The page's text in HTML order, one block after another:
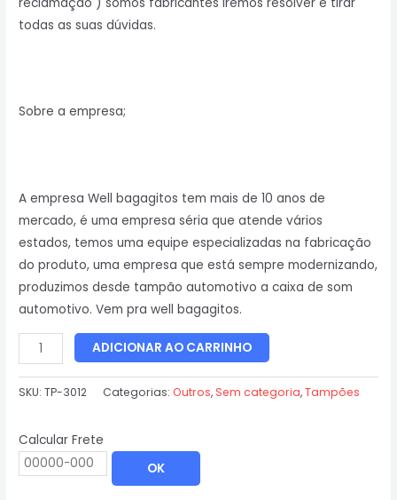
todas as suas dúvidas.
Sobre a empresa;
A empresa Well bagagitos tem mais de 10 anos de
mercado, é uma empresa séria que atende vários
estados, temos uma equipe especializadas na fabricação
do produto, uma empresa que está sempre modernizando,
produzimos desde tampão automotivo a caixa de som
automotivo. Vem pra well bagagitos.
ADICIONAR AO CARRINHO
SKU:TP-3012 Categorias:Outros, Sem categoria,Tampões
Calcular Frete
OK